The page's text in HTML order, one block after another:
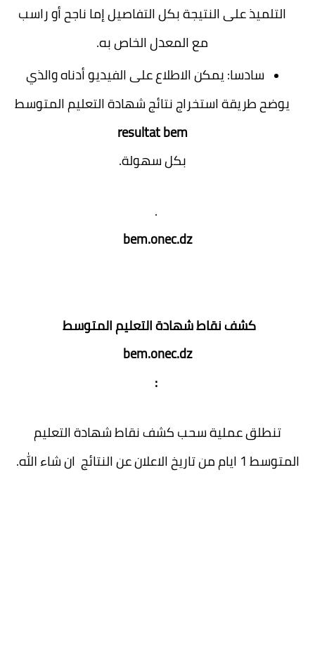
التلميذ على النتيجة بكل التفاصيل إما ناجح أو راسب
مع المعدل الخاص به.
سادسا: يمكن الاطلاع على الفيديو أدناه والذي
يوضح طريقة استخراج نتائج شهادة التعليم المتوسط
resultat bem
بكل سهولة.
.
bem.onec.dz
كشف نقاط شهادة التعليم المتوسط
bem.onec.dz
:
تنطلق عملية سحب كشف نقاط شهادة التعليم
المتوسط 1 ايام من تاريخ الاعلان عن النتائج ان شاء الله.